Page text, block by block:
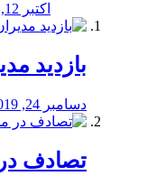
اکتبر 12, 2019
بازدید
دسامبر 24, 2019
تصادف